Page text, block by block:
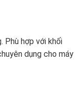
Phù hợp với khối
dụng cho máy